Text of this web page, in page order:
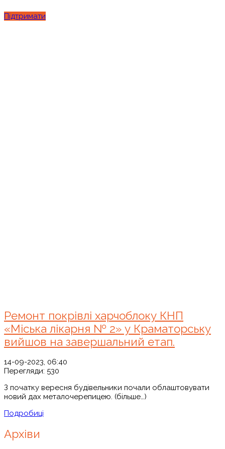
Підтримати
Ремонт покрівлі харчоблоку КНП
«Міська лікарня № 2» у Краматорську
вийшов на завершальний етап.
14-09-2023, 06:40
Перегляди: 530
З початку вересня будівельники почали облаштовувати
новий дах металочерепицею. (більше…)
Подробиці
Архіви